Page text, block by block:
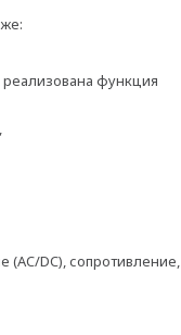
функция
DC), сопротивление,